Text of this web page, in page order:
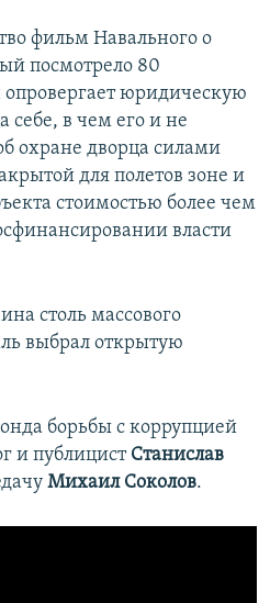
фильм Навального о
посмотрело 80
юридическую
себе, в чем его и не
охране дворца силами
для полетов зоне и
стоимостью более чем
власти
столь массового
выбрал открытую
борьбы с коррупцией
и публицист Станислав
Михаил Соколов.